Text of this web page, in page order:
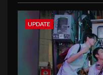
UPDATE